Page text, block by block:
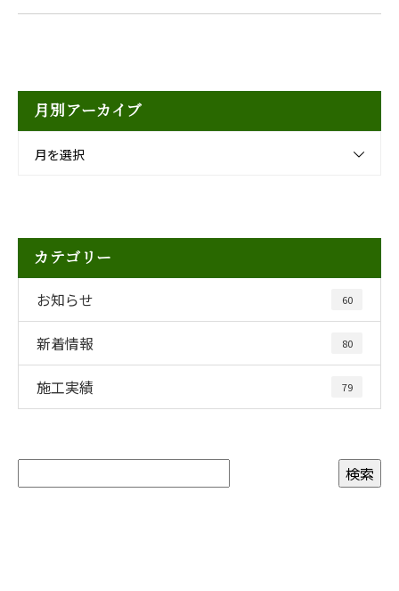
月別アーカイブ
月を選択
カテゴリー
お知らせ 60
新着情報 80
施工実績 79